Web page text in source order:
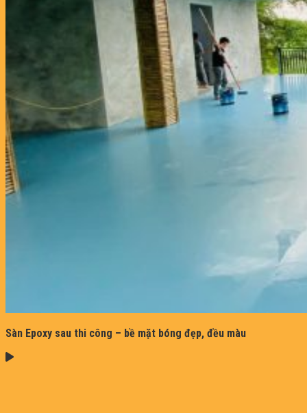
Sàn Epoxy sau thi công – bề mặt bóng đẹp, đều màu